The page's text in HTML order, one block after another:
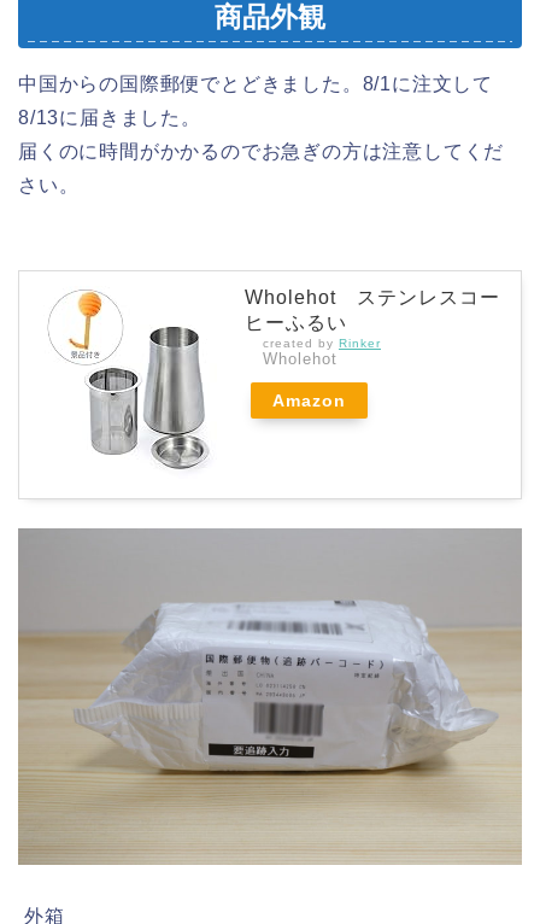
商品外観
中国からの国際郵便でとどきました。8/1に注文して
8/13に届きました。
届くのに時間がかかるのでお急ぎの方は注意してくだ
さい。
Wholehot ステンレスコー
ヒーふるい
created by Rinker
Wholehot
Amazon
外箱